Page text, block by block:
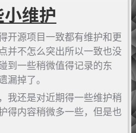
维护
开源项目一致都有维护和更
并不怎么突出所以一致也没
到一些稍微值得记录的东
漏掉了。
我还是对近期得一些维护稍
得内容稍微多一些，但是也